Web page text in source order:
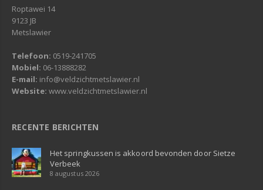
Roptawei 14
9123 JB
Metslawier
Telefoon: 0519-241705
Mobiel: 06-13888282
E-mail: info@veldzichtmetslawier.nl
Website: www.veldzichtmetslawier.nl
RECENTE BERICHTEN
Het springkussen is akkoord bevonden door Sietze
Verbeek
8 augustus 2026